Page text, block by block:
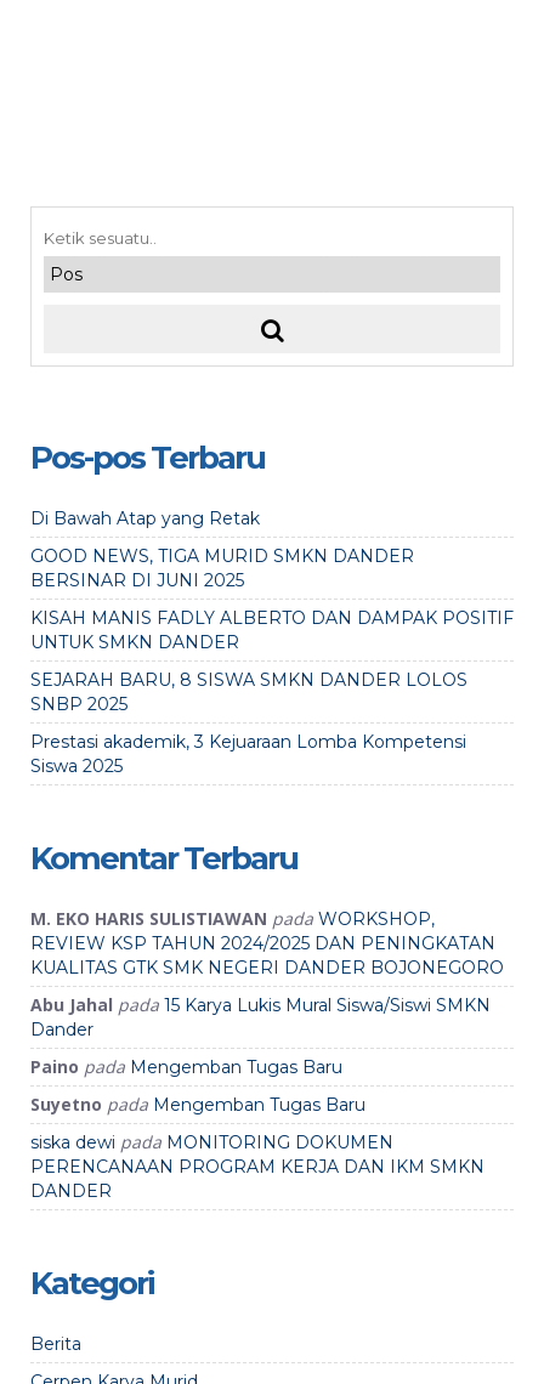
Pos-pos Terbaru
Di Bawah Atap yang Retak
GOOD NEWS, TIGA MURID SMKN DANDER
BERSINAR DI JUNI 2025
KISAH MANIS FADLY ALBERTO DAN DAMPAK POSITIF
UNTUK SMKN DANDER
SEJARAH BARU, 8 SISWA SMKN DANDER LOLOS
SNBP 2025
Prestasi akademik, 3 Kejuaraan Lomba Kompetensi
Siswa 2025
Komentar Terbaru
M. EKO HARIS SULISTIAWAN pada WORKSHOP,
REVIEW KSP TAHUN 2024/2025 DAN PENINGKATAN
KUALITAS GTK SMK NEGERI DANDER BOJONEGORO
Abu Jahal pada 15 Karya Lukis Mural Siswa/Siswi SMKN
Dander
Paino pada Mengemban Tugas Baru
Suyetno pada Mengemban Tugas Baru
siska dewi pada MONITORING DOKUMEN
PERENCANAAN PROGRAM KERJA DAN IKM SMKN
DANDER
Kategori
Berita